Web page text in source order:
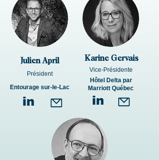
Julien April
Président
Entourage sur-le-Lac
in
Karine Gervais
Vice-Présidente
Hôtel Delta par
Marriott Québec
in